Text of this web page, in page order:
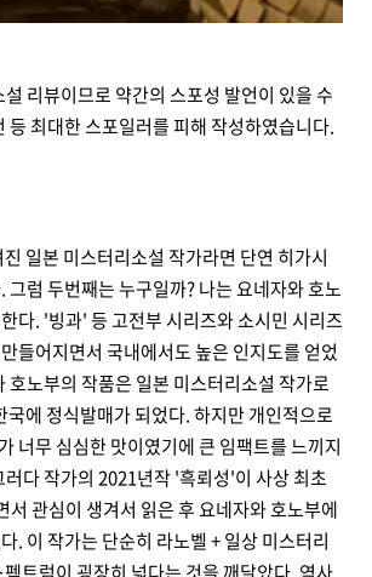
리뷰이므로 약간의 스포성 발언이 있을 수
등 최대한 스포일러를 피해 작성하였습니다.
일본 미스터리소설 작가라면 단연 히가시
그럼 두번째는 누구일까? 나는 요네자와 호노
다. '빙과' 등 고전부 시리즈와 소시민 시리즈
들어지면서 국내에서도 높은 인지도를 얻었
호노부의 작품은 일본 미스터리소설 작가로
국에 정식발매가 되었다. 하지만 개인적으로
너무 심심한 맛이였기에 큰 임팩트를 느끼지
다 작가의 2021년작 '흑뢰성'이 사상 최초
서 관심이 생겨서 읽은 후 요네자와 호노부에
. 이 작가는 단순히 라노벨 + 일상 미스터리